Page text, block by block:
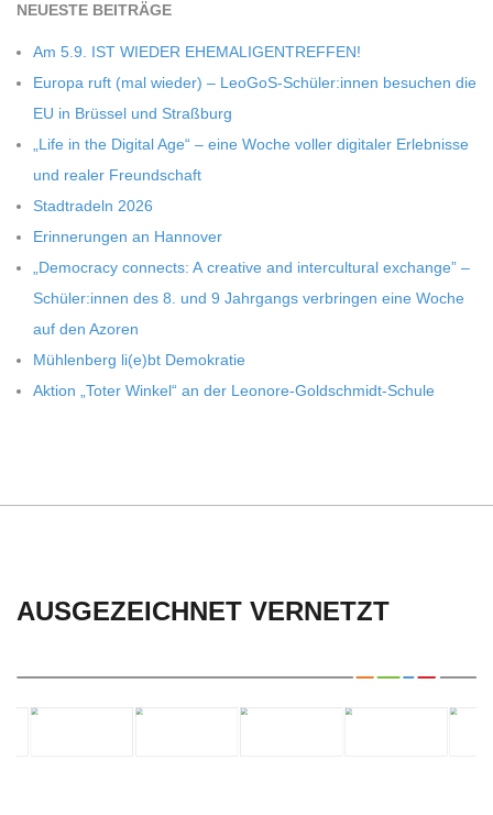
I
D
T
-
S
C
H
L
NEU­ESTE BEITRÄGE
Am 5.9. IST WIEDER EHEMALIGENTREFFEN!
Europa ruft (mal wie­der) – LeoGoS-Schüler:innen besu­chen die
EU in Brüs­sel und Straßburg
„Life in the Digi­tal Age“ – eine Woche vol­ler digi­ta­ler Erleb­nisse
und rea­ler Freundschaft
Stadt­ra­deln 2026
Erin­ne­run­gen an Hannover
„Demo­cracy con­nects: A crea­tive and inter­cul­tu­ral exch­ange” –
Schüler:innen des 8. und 9 Jahr­gangs ver­brin­gen eine Woche
auf den Azoren
Müh­len­berg li(e)bt Demokratie
Aktion „Toter Win­kel“ an der Leonore-Goldschmidt-Schule
AUSGEZEICHNET VERNETZT